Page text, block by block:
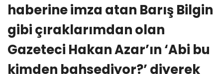
haberine imza atan Barış Bilgin
gibi çıraklarımdan olan
Gazeteci Hakan Azar’ın ‘Abi bu
kimden bahsediyor?’ diyerek